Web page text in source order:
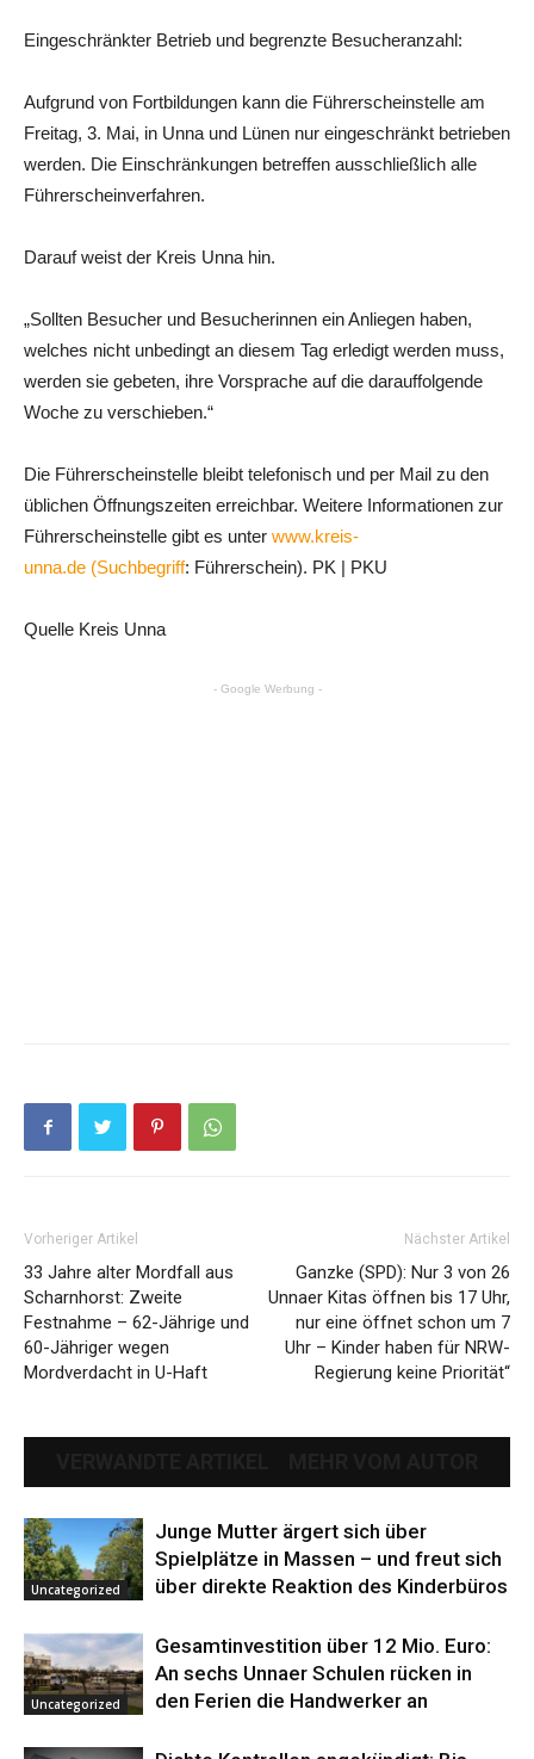
Eingeschränkter Betrieb und begrenzte Besucheranzahl:
Aufgrund von Fortbildungen kann die Führerscheinstelle am
Freitag, 3. Mai, in Unna und Lünen nur eingeschränkt betrieben
werden. Die Einschränkungen betreffen ausschließlich alle
Führerscheinverfahren.
Darauf weist der Kreis Unna hin.
„Sollten Besucher und Besucherinnen ein Anliegen haben,
welches nicht unbedingt an diesem Tag erledigt werden muss,
werden sie gebeten, ihre Vorsprache auf die darauffolgende
Woche zu verschieben.“
Die Führerscheinstelle bleibt telefonisch und per Mail zu den
üblichen Öffnungszeiten erreichbar. Weitere Informationen zur
Führerscheinstelle gibt es unter www.kreis-
unna.de (Suchbegriff: Führerschein). PK | PKU
Quelle Kreis Unna
- Google Werbung -
Vorheriger Artikel
33 Jahre alter Mordfall aus
Scharnhorst: Zweite
Festnahme – 62-Jährige und
60-Jähriger wegen
Mordverdacht in U-Haft
Nächster Artikel
Ganzke (SPD): Nur 3 von 26
Unnaer Kitas öffnen bis 17 Uhr,
nur eine öffnet schon um 7
Uhr – Kinder haben für NRW-
Regierung keine Priorität“
Uncategorized
Junge Mutter ärgert sich über
Spielplätze in Massen – und freut sich
über direkte Reaktion des Kinderbüros
Uncategorized
Gesamtinvestition über 12 Mio. Euro:
An sechs Unnaer Schulen rücken in
den Ferien die Handwerker an